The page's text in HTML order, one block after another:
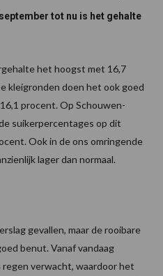
tot nu is het gehalte
het hoogst met 16,7
kleigronden doen het ook goed
procent. Op Schouwen-
suikerpercentages op dit
Ook in de ons omringende
lager dan normaal.
gevallen, maar de rooibare
benut. Vanaf vandaag
verwacht, waardoor het